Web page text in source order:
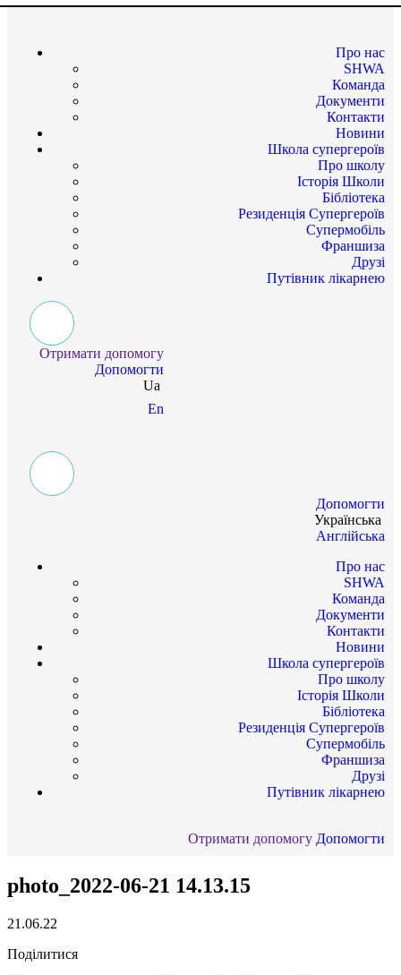
Про нас
SHWA
Команда
Документи
Контакти
Новини
Школа супергероїв
Про школу
Історія Школи
Бібліотека
Резиденція Супергероїв
Супермобіль
Франшиза
Друзі
Путівник лікарнею
Отримати допомогу
Допомогти
Ua
En
Допомогти
Українська
Англійська
Про нас
SHWA
Команда
Документи
Контакти
Новини
Школа супергероїв
Про школу
Історія Школи
Бібліотека
Резиденція Супергероїв
Супермобіль
Франшиза
Друзі
Путівник лікарнею
Отримати допомогу Допомогти
photo_2022-06-21 14.13.15
21.06.22
Поділитися